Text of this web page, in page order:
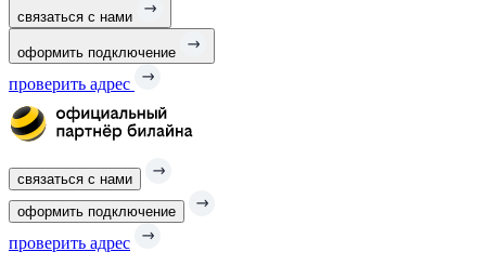
связаться с нами
оформить подключение
проверить адрес
связаться с нами
оформить подключение
проверить адрес